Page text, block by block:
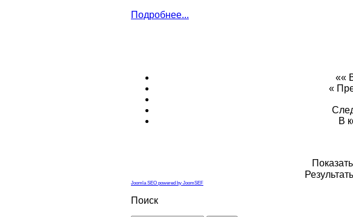
Подробнее...
««
«
В
Joomla SEO powered by JoomSEF
Поиск